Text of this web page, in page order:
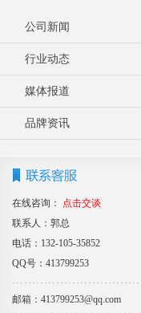
公司新闻
行业动态
媒体报道
品牌资讯
在线咨询：
点击交谈
联系人：郭总
电话：132-105-35852
QQ号：413799253
邮箱：413799253@qq.com